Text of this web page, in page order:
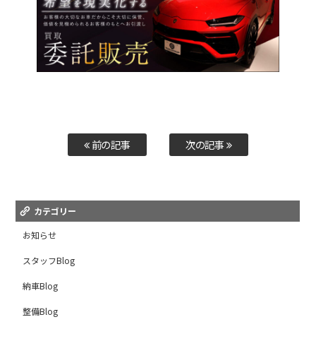
前の記事 次の記事
カテゴリー
お知らせ
スタッフBlog
納車Blog
整備Blog